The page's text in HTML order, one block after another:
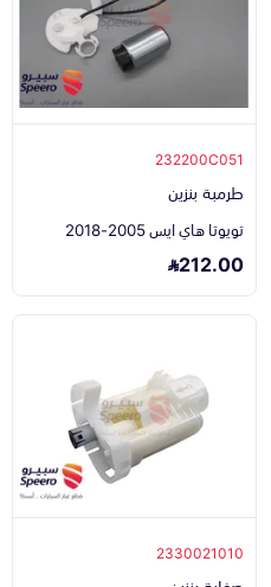
232200C051
طرمبة بنزين
تويوتا هاي ايس 2005-2018
212.00
2330021010